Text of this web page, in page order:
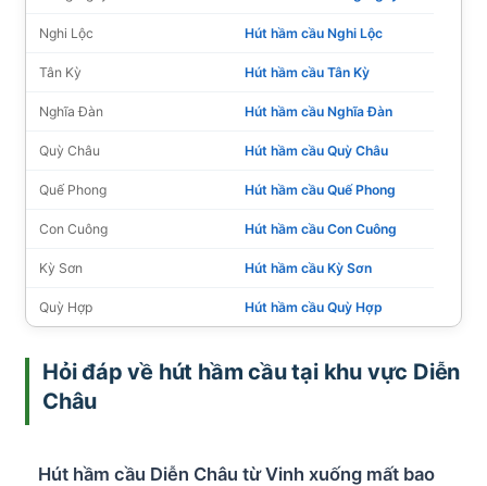
Nghi Lộc Hút hầm cầu Nghi Lộc
Tân Kỳ Hút hầm cầu Tân Kỳ
Nghĩa Đàn Hút hầm cầu Nghĩa Đàn
Quỳ Châu Hút hầm cầu Quỳ Châu
Quế Phong Hút hầm cầu Quế Phong
Con Cuông Hút hầm cầu Con Cuông
Kỳ Sơn Hút hầm cầu Kỳ Sơn
Quỳ Hợp Hút hầm cầu Quỳ Hợp
Hỏi đáp về hút hầm cầu tại khu vực Diễn
Châu
Hút hầm cầu Diễn Châu từ Vinh xuống mất bao